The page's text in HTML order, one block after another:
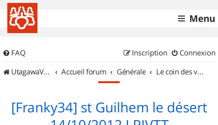
Menu
FAQ Connexion
Inscription
UtagawaVTT (Randos VTT et VTTAE avec traces GPS)
Accueil forum Générale Le coin des vidéastes
[Franky34] st Guilhem le désert